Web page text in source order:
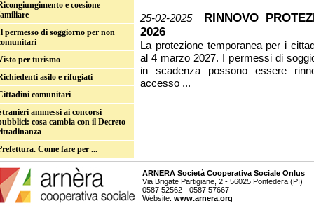
e coesione
permesso di soggiorno per non
per turismo
asilo e rifugiati
comunitari
ammessi ai concorsi
cosa cambia con il Decreto
Come fare per ...
25-02-2025
RINNOVO
2026
La protezione temporanea per i
al 4 marzo 2027. I permessi di
in scadenza possono essere
accesso ...
ARNERA Società Cooperativa Sociale Onlus
Via Brigate Partigiane, 2 - 56025 Pontedera (PI)
0587 52562 - 0587 57667
Website: www.arnera.org